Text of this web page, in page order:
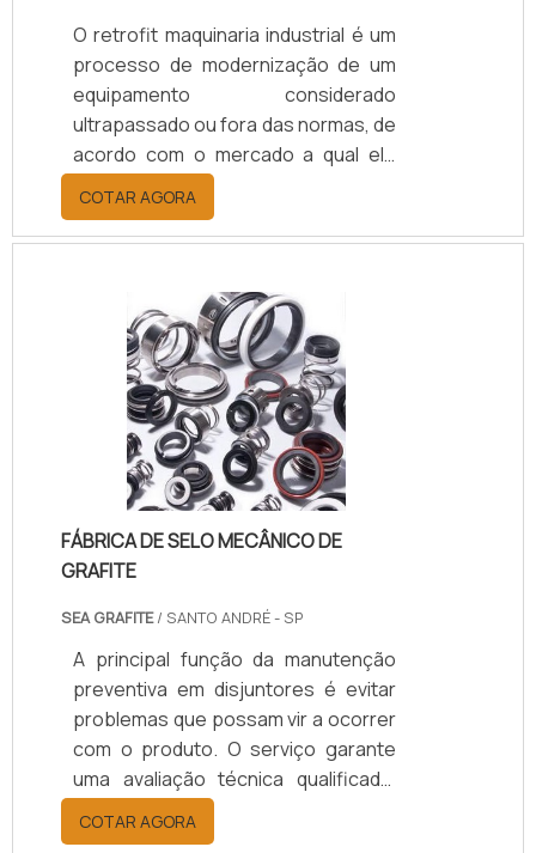
O retrofit maquinaria industrial é um
processo de modernização de um
equipamento considerado
ultrapassado ou fora das normas, de
acordo com o mercado a qual ele
responde. SAIBA SOBRE A
OTIMIZAÇÃO DE PROCESSOS E
RENDIMENTOSO recurso é
que necessitam obter uma máquina
específica para um trabalho. Na
maioria das vezes, ele não existe em
território nacional. Neste caso, a
manutenção oferece ótima relação
de custo-benefício independente
do segmento. Este equipamento é.
COTAR AGORA
FÁBRICA DE SELO MECÂNICO DE
GRAFITE
SEA GRAFITE/ SANTO ANDRÉ - SP
A principal função da manutenção
preventiva em disjuntores é evitar
problemas que possam vir a ocorrer
com o produto. O serviço garante
uma avaliação técnica qualificada,
com o objetivo de verificar o
funcionamento dos disjuntores e
COTAR AGORA